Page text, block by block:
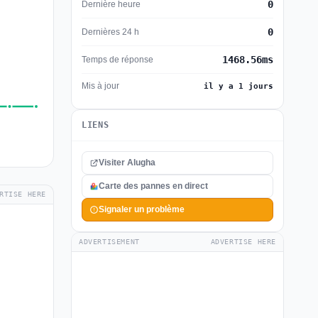
HERE
Dernière heure 0
Dernières 24 h 0
Temps de réponse 1468.56ms
Mis à jour il y a 1 jours
LIENS
Visiter Alugha
Carte des pannes en direct
Signaler un problème
ADVERTISEMENT ADVERTISE HERE